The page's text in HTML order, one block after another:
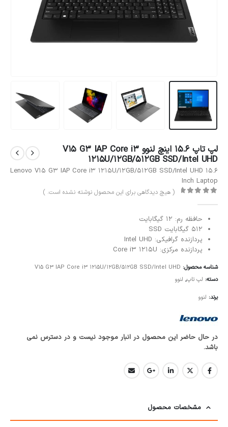
لپ تاپ 15.6 اینچ لنوو V15 G3 IAP Core i3
1215U/12GB/512GB SSD/Intel UHD
Lenovo V15 G3 IAP Core i3 1215U/12GB/512GB SSD/Intel UHD 15.6
Inch Laptop
( هیچ دیدگاهی برای این محصول نوشته نشده است. )
حافظه رم: 12 گیگابایت
512 گیگابایت SSD
پردازنده گرافیکی: Intel UHD
پردازنده مرکزی: Core i3 1215U
شناسه محصول: V15 G3 IAP Core i3 1215U/12GB/512GB SSD/Intel UHD
دسته: لپ تاپ, لنوو
برند: لنوو
در حال حاضر این محصول در انبار موجود نیست و در دسترس نمی
باشد.
مشخصات محصول